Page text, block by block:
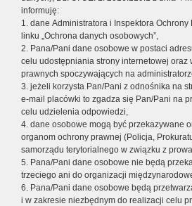
informuję:
1. dane Administratora i Inspektora
linku „Ochrona danych osobowych”,
2. Pana/Pani dane osobowe w postaci
celu udostępniania strony internetowej oraz
prawnych spoczywających na
3. jeżeli korzysta Pan/Pani z odnośnika na
e-mail placówki to zgadza się Pan/Pani na
celu udzielenia odpowiedzi,
4. dane osobowe mogą być przekazywane
organom ochrony prawnej (Policja,
samorządu terytorialnego w związku z
5. Pana/Pani dane osobowe nie będą
trzeciego ani do organizacji
6. Pana/Pani dane osobowe będą
i w zakresie niezbędnym do realizacji celu